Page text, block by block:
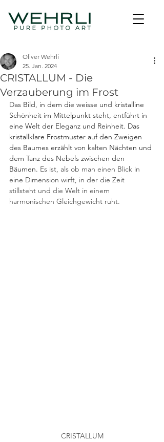
CRISTALLUM - Die
Verzauberung im Frost
Oliver Wehrli
25. Jan. 2024
Das Bild, in dem die weisse und kristalline
Schönheit im Mittelpunkt steht, entführt in
eine Welt der Eleganz und Reinheit. Das
kristallklare Frostmuster auf den Zweigen
des Baumes erzählt von kalten Nächten und
dem Tanz des Nebels zwischen den
Bäumen. Es ist, als ob man einen Blick in
eine Dimension wirft, in der die Zeit
stillsteht und die Welt in einem
harmonischen Gleichgewicht ruht.
CRISTALLUM